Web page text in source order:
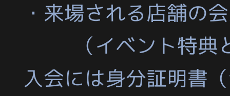
・来場される店舗の
（イベント特
入会には身分証明書